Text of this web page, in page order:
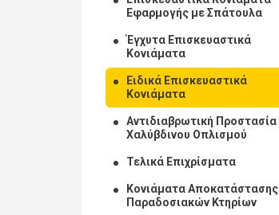
Εφαρμογής με Σπάτουλα
Έγχυτα Επισκευαστικά
Κονιάματα
Ειδικά Επισκευαστικά
Κονιάματα
Αντιδιαβρωτική Προστασία
Χαλύβδινου Οπλισμού
Τελικά Επιχρίσματα
Κονιάματα Αποκατάστασης
Παραδοσιακών Κτηρίων